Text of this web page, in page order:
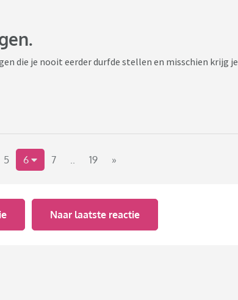
die je nooit eerder durfde stellen en misschien krijg je
5 6 7 .. 19 »
Naar laatste reactie